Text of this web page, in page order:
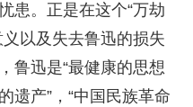
患。正是在这个“万劫
以及失去鲁迅的损失
鲁迅是“最健康的思想
遗产”，“中国民族革命